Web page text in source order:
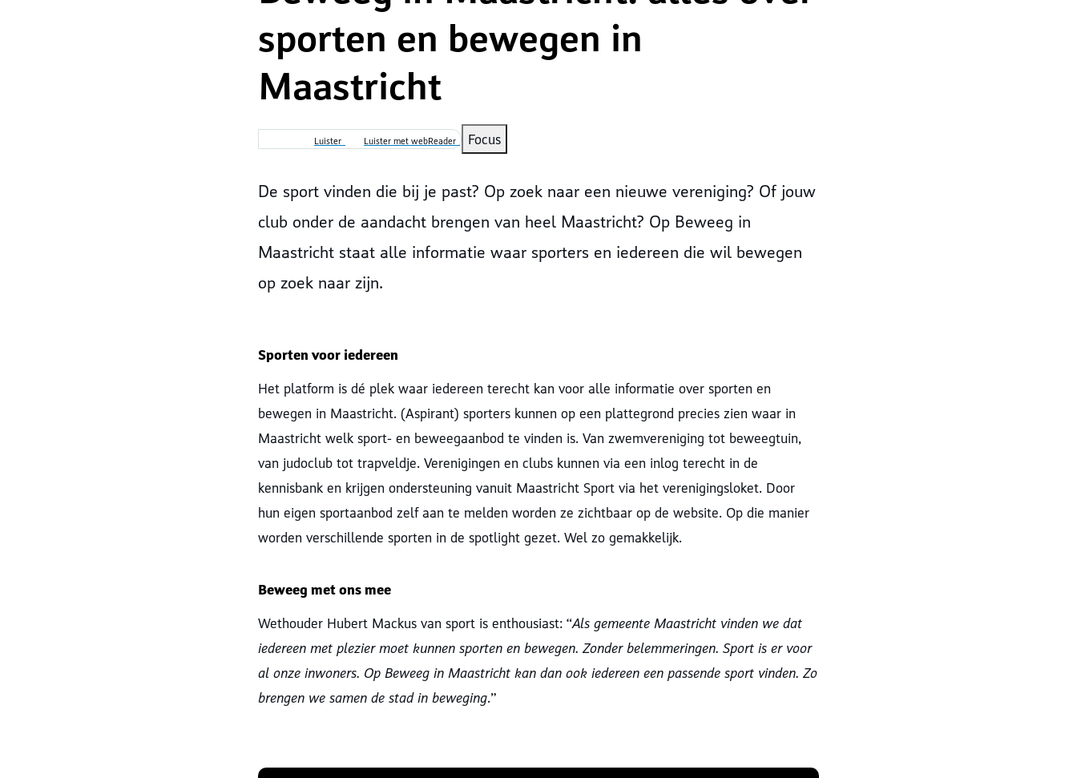
sporten en bewegen in
Maastricht
Luister Luister met webReader Focus
De sport vinden die bij je past? Op zoek naar een nieuwe vereniging? Of jouw
club onder de aandacht brengen van heel Maastricht? Op Beweeg in
Maastricht staat alle informatie waar sporters en iedereen die wil bewegen
op zoek naar zijn.
Sporten voor iedereen
Het platform is dé plek waar iedereen terecht kan voor alle informatie over sporten en
bewegen in Maastricht. (Aspirant) sporters kunnen op een plattegrond precies zien waar in
Maastricht welk sport- en beweegaanbod te vinden is. Van zwemvereniging tot beweegtuin,
van judoclub tot trapveldje. Verenigingen en clubs kunnen via een inlog terecht in de
kennisbank en krijgen ondersteuning vanuit Maastricht Sport via het verenigingsloket. Door
hun eigen sportaanbod zelf aan te melden worden ze zichtbaar op de website. Op die manier
worden verschillende sporten in de spotlight gezet. Wel zo gemakkelijk.
Beweeg met ons mee
Wethouder Hubert Mackus van sport is enthousiast: “Als gemeente Maastricht vinden we dat
iedereen met plezier moet kunnen sporten en bewegen. Zonder belemmeringen. Sport is er voor
al onze inwoners. Op Beweeg in Maastricht kan dan ook iedereen een passende sport vinden. Zo
brengen we samen de stad in beweging.”